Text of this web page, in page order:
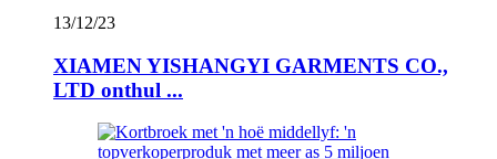
13/12/23
XIAMEN YISHANGYI GARMENTS CO.,
LTD onthul ...